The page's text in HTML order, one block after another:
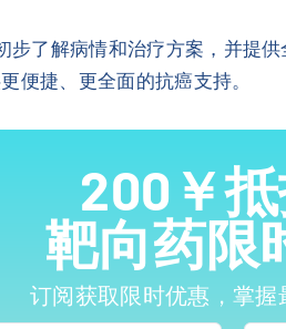
步了解病情和治疗方案，并提
便捷、更全面的抗癌支持。
200￥
靶向药限
订阅获取限时优惠，掌握